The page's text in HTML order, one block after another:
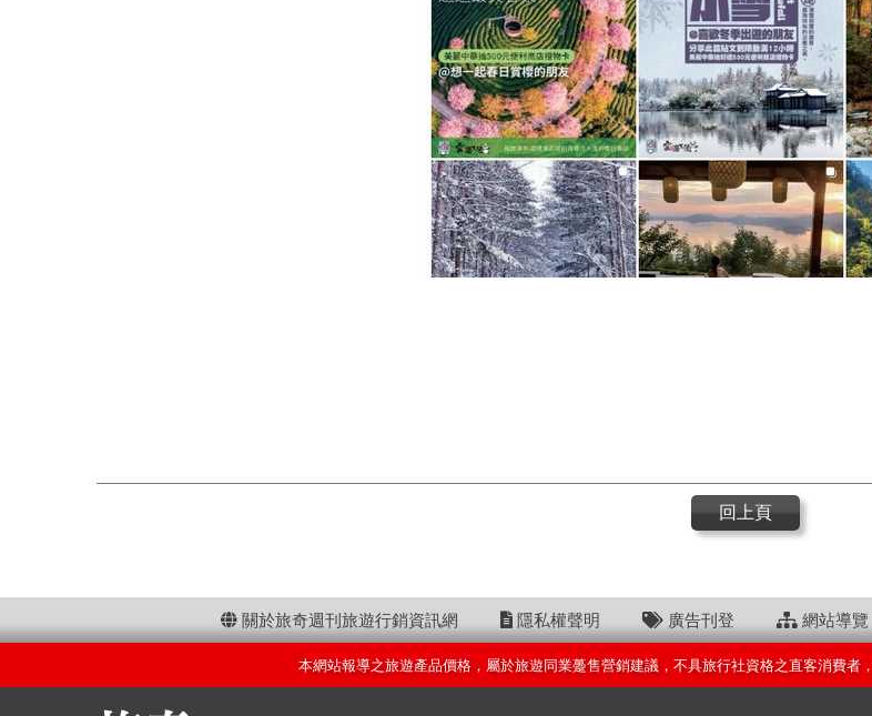
回上頁
關於旅奇週刊旅遊行銷資訊網 隱私權聲明 廣告刊登 網站導覽
本網站報導之旅遊產品價格，屬於旅遊同業躉售營銷建議，不具旅行社資格之直客消費者